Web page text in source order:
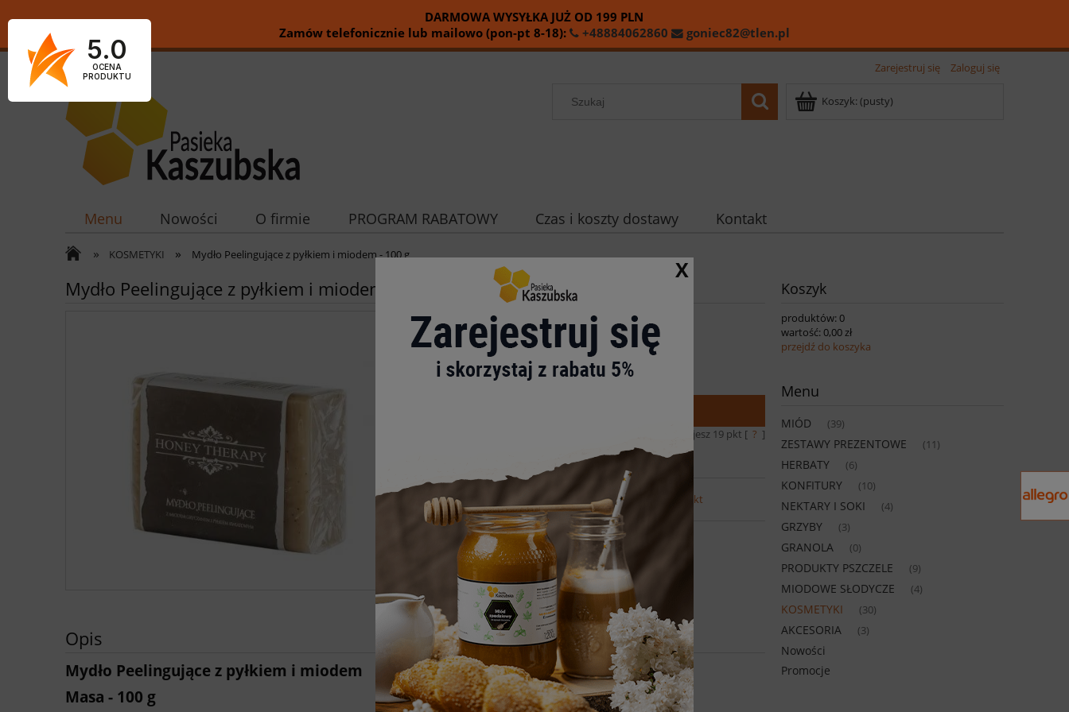
DARMOWA WYSYŁKA JUŻ OD 199 PLN
Zamów telefonicznie lub mailowo (pon-pt 8-18):
+48884062860 goniec82@tlen.pl
X
Zarejestruj się Zaloguj się
Koszyk: (pusty)
Menu Nowości O firmie PROGRAM RABATOWY Czas i koszty dostawy Kontakt
» KOSMETYKI » Mydło Peelingujące z pyłkiem i miodem - 100 g
Mydło Peelingujące z pyłkiem i miodem - 100 g
Dostępność:
na wyczerpaniu
Wysyłka w:
24 godziny
Cena: 19,99 zł
Zyskujesz 19pkt [ ? ]
Ocena: zapytaj o produkt
Opis
Mydło Peelingujące z pyłkiem i miodem
Masa - 100 g
Koszyk
produktów:0
wartość:0,00 zł
przejdź do koszyka
Menu
MIÓD (39)
ZESTAWY PREZENTOWE (11)
HERBATY (6)
KONFITURY (10)
NEKTARY I SOKI (4)
GRZYBY (3)
GRANOLA (0)
PRODUKTY PSZCZELE (9)
MIODOWE SŁODYCZE (4)
KOSMETYKI (30)
AKCESORIA (3)
Nowości
Promocje
5.0
OCENA
PRODUKTU